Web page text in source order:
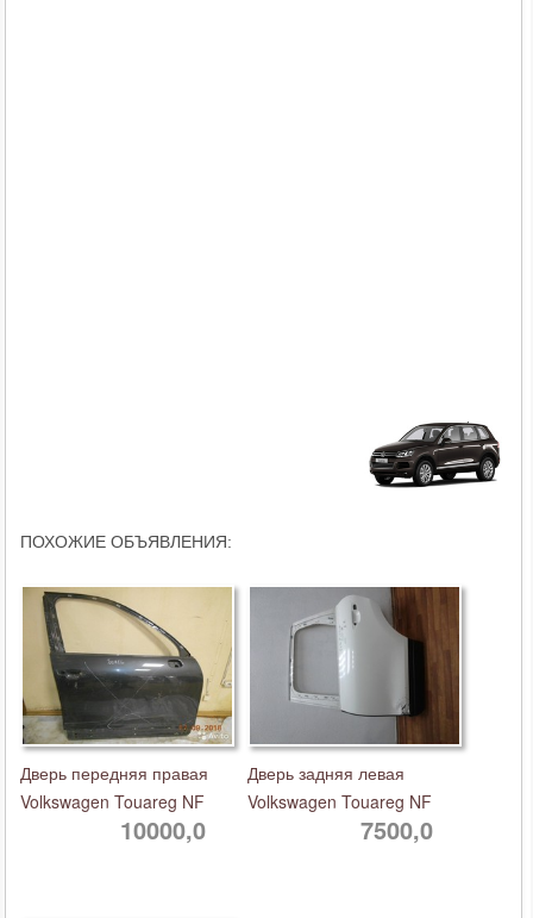
ПОХОЖИЕ ОБЪЯВЛЕНИЯ:
Дверь передняя правая
Volkswagen Touareg NF
10000,0
Дверь задняя левая
Volkswagen Touareg NF
7500,0